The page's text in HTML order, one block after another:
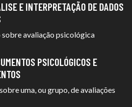
E INTERPRETAÇÃO DE DADOS
avaliação psicológica
PSICOLÓGICOS E
uma, ou grupo, de avaliações